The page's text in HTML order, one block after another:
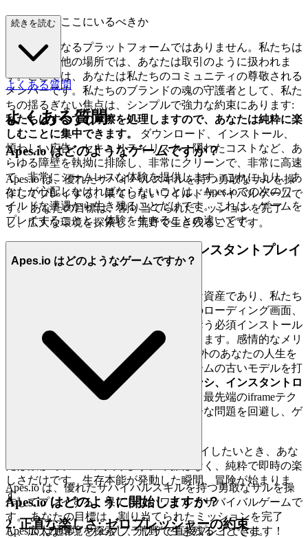
ぜあなたはここにいるべきか
私たちは単なるプラットフォームではありません。私たちは
哲学です。他の場所では、あなたは取引のように扱われま
す。ここでは、あなたは私たちのコミュニティの尊敬される
メンバーです。私たちのブランドの魂の守護者として、私た
ちの揺るぎない焦点は、シンプルで強力な約束にあります:
私たちはすべての摩擦を処理しますので、あなたは純粋に楽
しむことに集中できます。
ダウンロード、インストール、
煩わしい広告、セキュリティリスク、隠れたコストなど、あ
らゆる障壁を執拗に排除し、非常にクリーンで、非常に高速
で、非常にシームレスな体験を提供します。これにより、あ
なたが心配しなければならないことは、Apes.ioでの次のワ
イルドな遭遇から生き残ることだけです。これは、ゲームを
プレイすることと、体験を生きることの違いです。
1. あなたの時間を再獲得する: インスタントプレイ
の喜び
あなたの自由時間はあなたの最も貴重な資産であり、私たち
はそれを敬意を持って扱います。無限のローディング画面、
大規模なアップデート、貴重な時間を奪う必須インストール
の世界で、私たちは即時の満足を提供します。感情的なメリ
ットはシンプルです: 私たちはゲーム以外のあなたの人生を
尊重します。私たちは、中核技術でゲームの古いモデルを打
ち砕きます。その証拠は、
ゼロレイテンシ、インスタントロ
ーンチアーキテクチャ です。私たちは、最先端のiframeテク
ノロジーを活用して、すべてのレガシーな問題を回避し、ゲ
をプレイしたいとき、あな
たは数秒でゲームに入ります。摩擦はなく、純粋で即時の楽
しさだけです。生存本能が発動した瞬間、冒険が始まりま
す。
2. 正直な楽しさ: ゼロプレッシャーの約束
続きを読む
よくある質問
よくある質問
Apes.io はどのようなゲームですか？
Apes.io は、優れたサバイバルスキルを持つ勇敢なサルを操
作してプレイする、果てしないワイルドサバイバルゲームで
す。 あなたの目標は、割り当てられたミッションを完了
し、広大な環境を探索し、荒野で生き残ることです。
Apes.io はどのようなゲームですか？
Apes.io は、優れたサバイバルスキルを持つ勇敢なサルを操
作してプレイする、果てしないワイルドサバイバルゲームで
す。 あなたの目標は、割り当てられたミッションを完了
し、広大な環境を探索し、荒野で生き残ることです。
Apes.io はどのように開始しますか？
Apes.io は通常、ウェブブラウザで直接プレイできます！